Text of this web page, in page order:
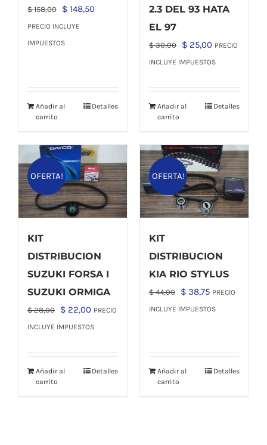
$158,00
El
precio
original
$ 148,50El
PRECIO INCLUYE
IMPUESTOS
Añadir al
carrito
Detalles
2.3 DEL 93 HATA
EL 97
$30,00
El
precio
$ 30,00.
$ 25,00El
precio
$ 25,00.
PRECIO
INCLUYE IMPUESTOS
Añadir al
carrito
Detalles
OFERTA!
KIT
DISTRIBUCION
SUZUKI FORSA I
SUZUKI ORMIGA
$28,00
El
precio
$ 28,00.
$ 22,00El
precio
$ 22,00.
PRECIO
INCLUYE IMPUESTOS
Añadir al
carrito
Detalles
OFERTA!
KIT
DISTRIBUCION
KIA RIO STYLUS
$44,00
El
precio
$ 38,75El
precio
PRECIO
INCLUYE IMPUESTOS
Añadir al
carrito
Detalles